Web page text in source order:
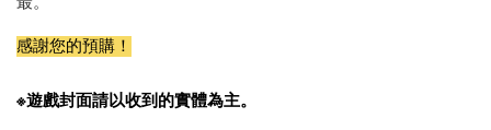
感謝您的預購！
※遊戲封面請以收到的實體為主。